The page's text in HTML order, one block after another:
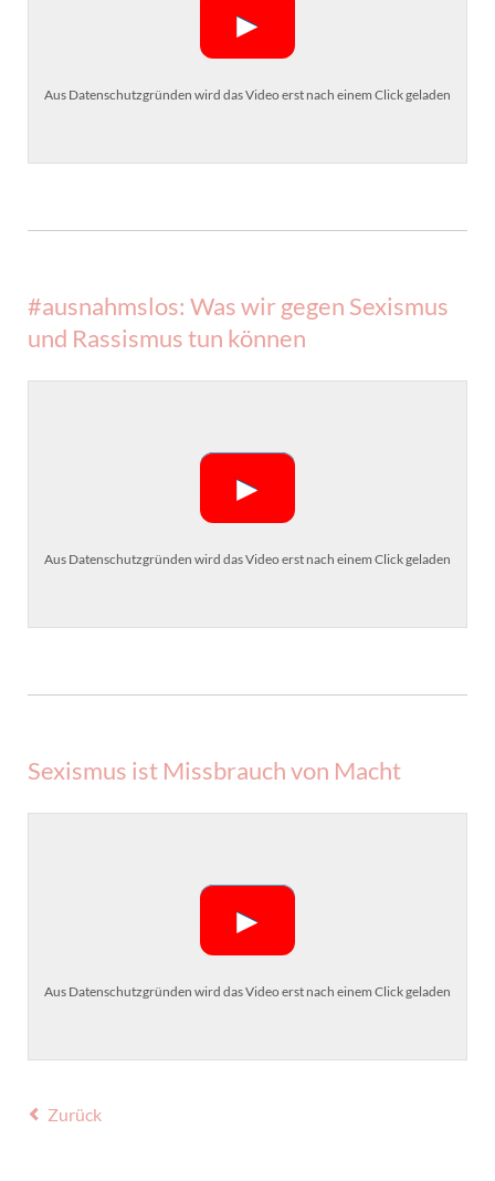
►
Aus Datenschutzgründen wird das Video erst nach einem Click geladen
#ausnahmslos: Was wir gegen Sexismus
und Rassismus tun können
►
Aus Datenschutzgründen wird das Video erst nach einem Click geladen
Sexismus ist Missbrauch von Macht
►
Aus Datenschutzgründen wird das Video erst nach einem Click geladen
Zurück